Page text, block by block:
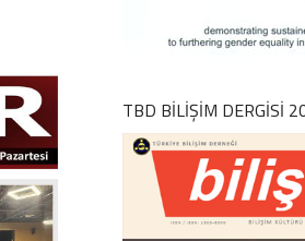
TBD BILIŞIM DERGISI